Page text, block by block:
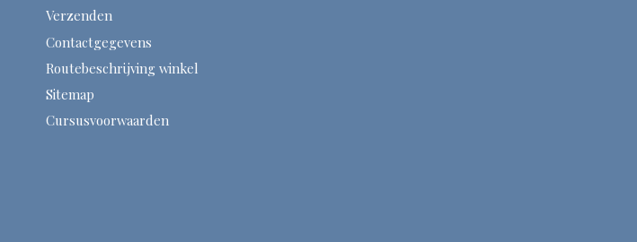
Verzenden
Contactgegevens
Routebeschrijving winkel
Sitemap
Cursusvoorwaarden